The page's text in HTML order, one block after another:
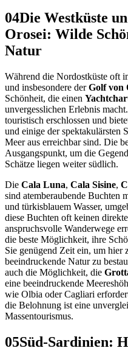
04Die Westküste
Orosei: Wilde
Natur
Während die Nordostküste oft
und insbesondere derGolf von
Schönheit, die einen
unvergesslichen Erlebnis
touristisch erschlossen und
und einige der spektakulärsten
Meer aus erreichbar sind. Die
Ausgangspunkt, um die
Schätze liegen weiter südlich.
Die Cala Luna, Cala Sisine,
sind atemberaubende Buchten
und türkisblauem Wasser,
diese Buchten oft keinen
anspruchsvolle Wanderwege
die beste Möglichkeit, ihre
Sie genügend Zeit ein, um hier
beeindruckende Natur zu
auch die Möglichkeit, die
eine beeindruckende
wie Olbia oder Cagliari
die Belohnung ist eine
Massentourismus.
05Süd-Sardinien: